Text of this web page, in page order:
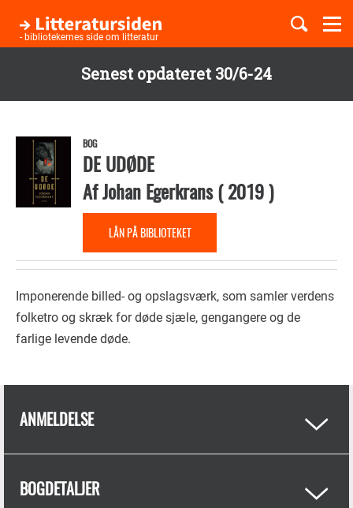
Senest opdateret 30/6-24
hovedindhold
- bibliotekernes side om litteratur
Børnebøger
Temaer
BOG
DE UDØDE
AfJohan Egerkrans(2019)
LÅN PÅ BIBLIOTEKET
Imponerende billed- og opslagsværk, som samler verdens
folketro og skræk for døde sjæle, gengangere og de
farlige levende døde.
ANMELDELSE
BOGDETALJER